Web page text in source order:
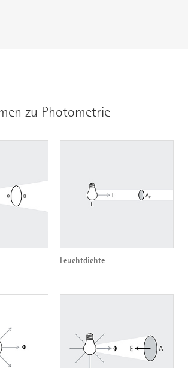
zu Photometrie
Leuchtdichte